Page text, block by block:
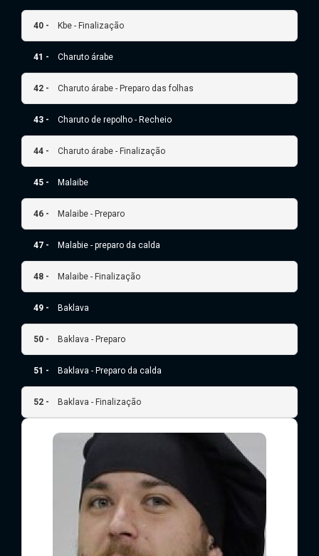
40 - Kbe - Finalização
41 - Charuto árabe
42 - Charuto árabe - Preparo das folhas
43 - Charuto de repolho - Recheio
44 - Charuto árabe - Finalização
45 - Malaibe
46 - Malaibe - Preparo
47 - Malabie - preparo da calda
48 - Malaibe - Finalização
49 - Baklava
50 - Baklava - Preparo
51 - Baklava - Preparo da calda
52 - Baklava - Finalização